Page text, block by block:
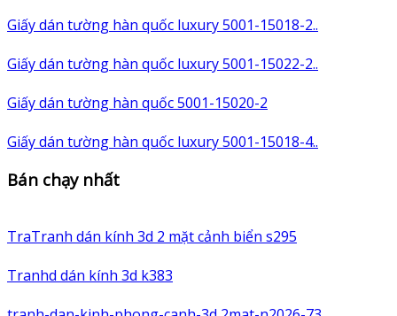
Giấy dán tường hàn quốc luxury 5001-15018-2..
Giấy dán tường hàn quốc luxury 5001-15022-2..
Giấy dán tường hàn quốc 5001-15020-2
Giấy dán tường hàn quốc luxury 5001-15018-4..
Bán chạy nhất
TraTranh dán kính 3d 2 mặt cảnh biển s295
Tranhd dán kính 3d k383